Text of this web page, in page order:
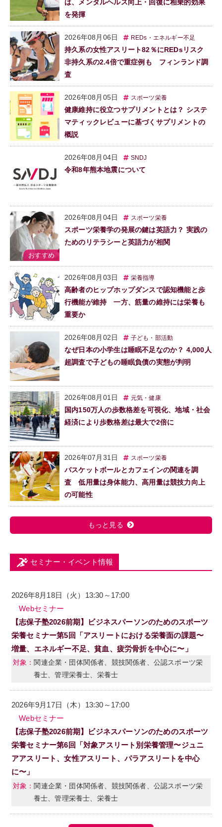
は、メンタルヘルス向上・回復に相乗的効果
を発揮
2026年08月06日 REDs・エネルギー不足
持久系の女性アスリート82％にREDsリスク
非持久系の2.4倍で重症例も フィンランド調
査
2026年08月05日 スポーツ栄養
健康維持に役立つサプリメントとは？ システ
マティックレビューに基づくサプリメントの
概説
2026年08月04日 SNDJ
令和8年熊本地震について
2026年08月04日 スポーツ栄養
スポーツ栄養学の発展の鍵は英語力？ 実践の
ためのリテラシーと英語力が相関
2026年08月03日 栄養指導
高齢者のヒップホップダンスで認知機能と歩
行機能が維持 一方、筋量の維持には栄養も
重要か
2026年08月02日 子ども・部活動
なぜ日本の小学生は睡眠不足なのか？ 4,000人
超調査で子どもの睡眠負債の実態が判明
2026年08月01日 元気・健康
国内150万人の歩数格差を可視化、地域・社会
経済により歩数格差は最大で2倍に
2026年07月31日 スポーツ栄養
バスケットボールとカフェインの関連を調
査 低用量は身体能力、高用量は競技力向上
の可能性
もっと見る
セミナー・イベント情報
2026年8月18日（火）13:30～17:00
Webセミナー
【志保子塾2026前期】ビジネスパーソンのためのスポーツ
栄養セミナー第5回「アスリートにおける栄養面の課題〜
増量、エネルギー不足、貧血、疲労骨折を中心に〜」
関連企業・団体関係者、競技関係者、公認スポーツ栄
養士、管理栄養士、栄養士
2026年9月17日（木）13:30～17:00
Webセミナー
【志保子塾2026前期】ビジネスパーソンのためのスポーツ
栄養セミナー第6回「対象アスリート別栄養管理〜ジュニ
アアスリート、女性アスリート、パラアスリートを中心
に〜」
関連企業・団体関係者、競技関係者、公認スポーツ栄
養士、管理栄養士、栄養士